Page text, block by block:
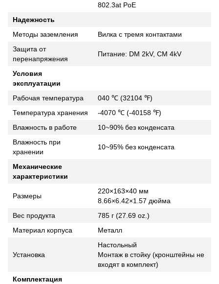
802.3at PoE
Надежность
Методы заземления
Вилка с тремя контактами
Защита от
перенапряжения
Питание: DM 2kV, CM 4kV
Условия
эксплуатации
Рабочая температура
040 ℃ (32104 ℉)
Температура хранения
-4070 ℃ (-40158 ℉)
Влажность в работе
10~90% без конденсата
Влажность при
хранении
10~95% без конденсата
Механические
характеристики
Размеры
220×163×40 мм
8.66×6.42×1.57 дюйма
Вес продукта
785 г (27.69 oz.)
Материал корпуса
Металл
Установка
Настольный
Монтаж в стойку (кронштейны не
входят в комплект)
Комплектация